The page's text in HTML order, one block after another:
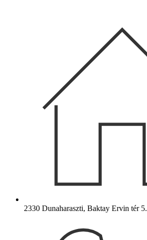
2330 Dunaharaszti, Baktay Ervin tér 5.